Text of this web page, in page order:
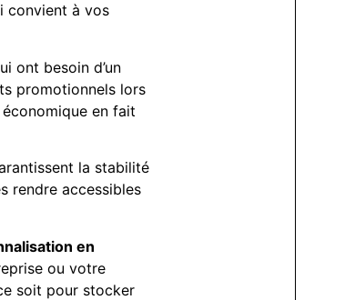
convient à vos
ont besoin d’un
promotionnels lors
en fait
la stabilité
rendre accessibles
en
ou votre
soit pour stocker